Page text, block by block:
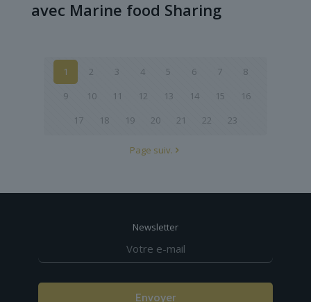
avec Marine food Sharing
1 2 3 4 5 6 7
8
9
10 11 12 13 14 15
16
17
18 19 20 21 22 23
Page suiv.
Newsletter